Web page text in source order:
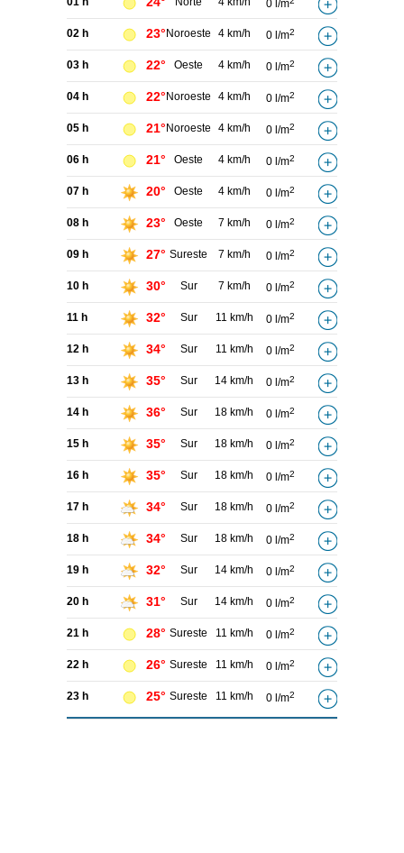
0 l/m
02 h 23° Noroeste 4 km/h 0 l/m2
03 h 22° Oeste 4 km/h 0 l/m2
04 h 22° Noroeste 4 km/h 0 l/m2
05 h 21° Noroeste 4 km/h 0 l/m2
06 h 21° Oeste 4 km/h 0 l/m2
07 h 20° Oeste 4 km/h 0 l/m2
08 h 23° Oeste 7 km/h 0 l/m2
09 h 27° Sureste 7 km/h 0 l/m2
10 h 30° Sur 7 km/h 0 l/m2
11 h 32° Sur 11 km/h 0 l/m2
12 h 34° Sur 11 km/h 0 l/m2
13 h 35° Sur 14 km/h 0 l/m2
14 h 36° Sur 18 km/h 0 l/m2
15 h 35° Sur 18 km/h 0 l/m2
16 h 35° Sur 18 km/h 0 l/m2
17 h 34° Sur 18 km/h 0 l/m2
18 h 34° Sur 18 km/h 0 l/m2
19 h 32° Sur 14 km/h 0 l/m2
20 h 31° Sur 14 km/h 0 l/m2
21 h 28° Sureste 11 km/h 0 l/m2
22 h 26° Sureste 11 km/h 0 l/m2
23 h 25° Sureste 11 km/h 0 l/m2